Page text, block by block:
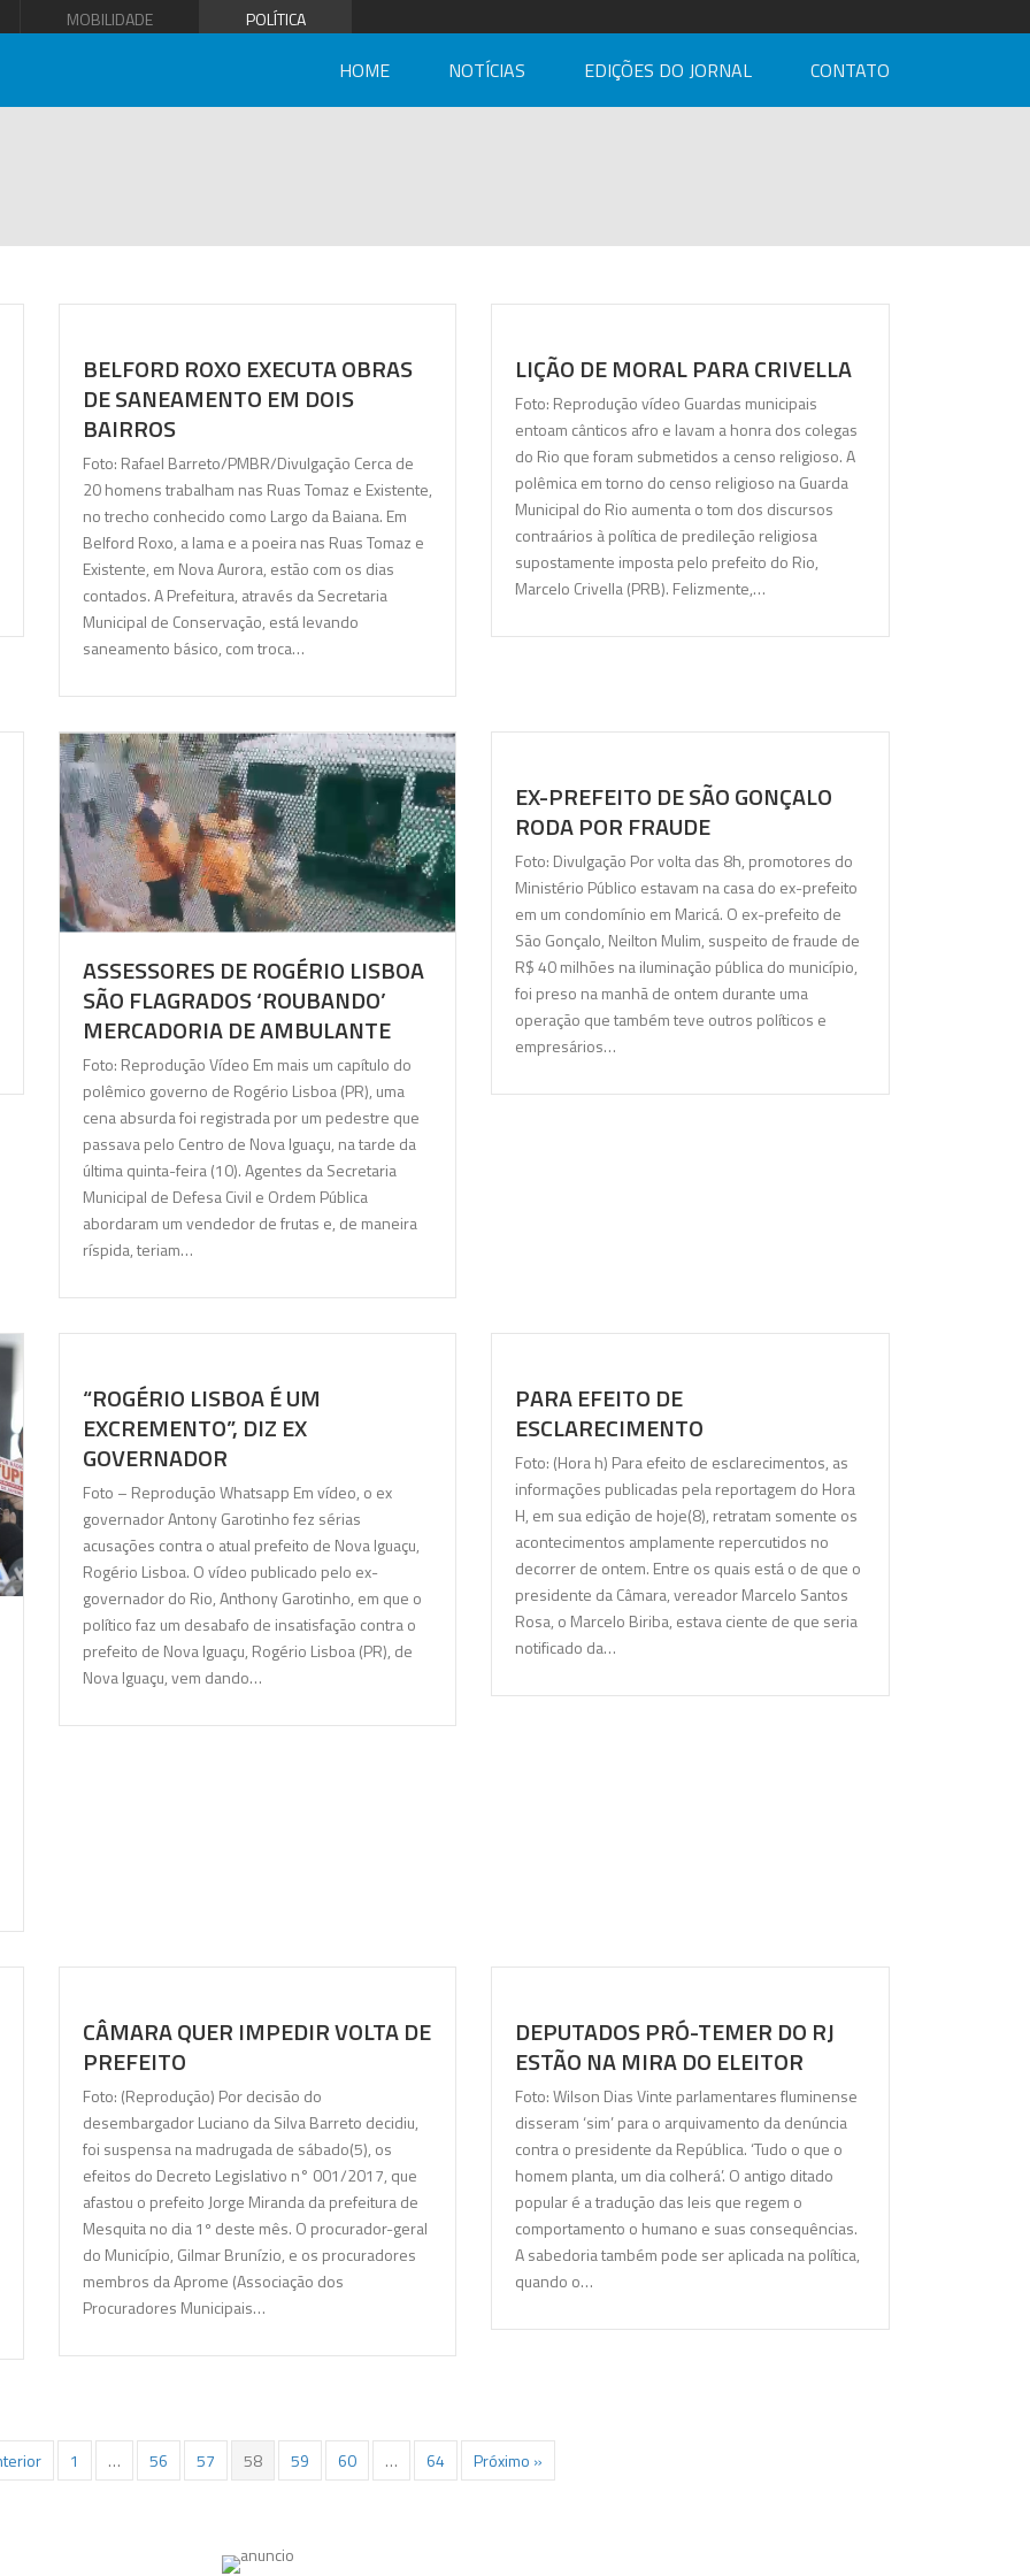
MOBILIDADE POLÍTICA
HOME NOTÍCIAS EDIÇÕES DO JORNAL CONTATO
BELFORD ROXO EXECUTA OBRAS
DE SANEAMENTO EM DOIS
BAIRROS
Foto: Rafael Barreto/PMBR/Divulgação Cerca de
20 homens trabalham nas Ruas Tomaz e Existente,
no trecho conhecido como Largo da Baiana. Em
Belford Roxo, a lama e a poeira nas Ruas Tomaz e
Existente, em Nova Aurora, estão com os dias
contados. A Prefeitura, através da Secretaria
Municipal de Conservação, está levando
saneamento básico, com troca…
LIÇÃO DE MORAL PARA CRIVELLA
Foto: Reprodução vídeo Guardas municipais
entoam cânticos afro e lavam a honra dos colegas
do Rio que foram submetidos a censo religioso. A
polêmica em torno do censo religioso na Guarda
Municipal do Rio aumenta o tom dos discursos
contraários à política de predileção religiosa
supostamente imposta pelo prefeito do Rio,
Marcelo Crivella (PRB). Felizmente,…
ASSESSORES DE ROGÉRIO LISBOA
SÃO FLAGRADOS ‘ROUBANDO’
MERCADORIA DE AMBULANTE
Foto: Reprodução Vídeo Em mais um capítulo do
polêmico governo de Rogério Lisboa (PR), uma
cena absurda foi registrada por um pedestre que
passava pelo Centro de Nova Iguaçu, na tarde da
última quinta-feira (10). Agentes da Secretaria
Municipal de Defesa Civil e Ordem Pública
abordaram um vendedor de frutas e, de maneira
ríspida, teriam…
EX-PREFEITO DE SÃO GONÇALO
RODA POR FRAUDE
Foto: Divulgação Por volta das 8h, promotores do
Ministério Público estavam na casa do ex-prefeito
em um condomínio em Maricá. O ex-prefeito de
São Gonçalo, Neilton Mulim, suspeito de fraude de
R$ 40 milhões na iluminação pública do município,
foi preso na manhã de ontem durante uma
operação que também teve outros políticos e
empresários…
“ROGÉRIO LISBOA É UM
EXCREMENTO”, DIZ EX
GOVERNADOR
Foto – Reprodução Whatsapp Em vídeo, o ex
governador Antony Garotinho fez sérias
acusações contra o atual prefeito de Nova Iguaçu,
Rogério Lisboa. O vídeo publicado pelo ex-
governador do Rio, Anthony Garotinho, em que o
político faz um desabafo de insatisfação contra o
prefeito de Nova Iguaçu, Rogério Lisboa (PR), de
Nova Iguaçu, vem dando…
PARA EFEITO DE
ESCLARECIMENTO
Foto: (Hora h) Para efeito de esclarecimentos, as
informações publicadas pela reportagem do Hora
H, em sua edição de hoje(8), retratam somente os
acontecimentos amplamente repercutidos no
decorrer de ontem. Entre os quais está o de que o
presidente da Câmara, vereador Marcelo Santos
Rosa, o Marcelo Biriba, estava ciente de que seria
notificado da…
CÂMARA QUER IMPEDIR VOLTA DE
PREFEITO
Foto: (Reprodução) Por decisão do
desembargador Luciano da Silva Barreto decidiu,
foi suspensa na madrugada de sábado(5), os
efeitos do Decreto Legislativo n° 001/2017, que
afastou o prefeito Jorge Miranda da prefeitura de
Mesquita no dia 1º deste mês. O procurador-geral
do Município, Gilmar Brunízio, e os procuradores
membros da Aprome (Associação dos
Procuradores Municipais…
DEPUTADOS PRÓ-TEMER DO RJ
ESTÃO NA MIRA DO ELEITOR
Foto: Wilson Dias Vinte parlamentares fluminense
disseram ‘sim’ para o arquivamento da denúncia
contra o presidente da República. ‘Tudo o que o
homem planta, um dia colherá’. O antigo ditado
popular é a tradução das leis que regem o
comportamento o humano e suas consequências.
A sabedoria também pode ser aplicada na política,
quando o…
1 … 56 57 58 59 60 … 64 Próximo »